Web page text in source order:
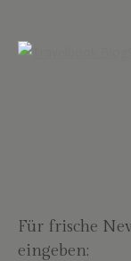
Für frische
eingeben: